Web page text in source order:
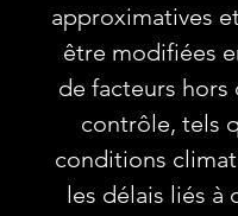
approximatives
être modifiées
de facteurs hors
contrôle, tels
conditions
les délais liés à